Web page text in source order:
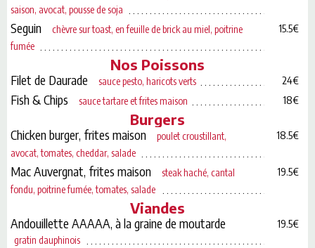
saison, avocat, pousse de soja
15.5€
Seguin
chèvre sur toast, en feuille de brick au miel, poitrine
fumée
Nos Poissons
24€
Filet de Daurade sauce pesto, haricots verts
18€
Fish & Chips sauce tartare et frites maison
Burgers
18.5€
Chicken burger, frites maison
poulet croustillant,
avocat, tomates, cheddar, salade
19.5€
Mac Auvergnat, frites maison
steak haché, cantal
fondu, poitrine fumée, tomates, salade
Viandes
19.5€
Andouillette AAAAA, à la graine de moutarde
gratin dauphinois